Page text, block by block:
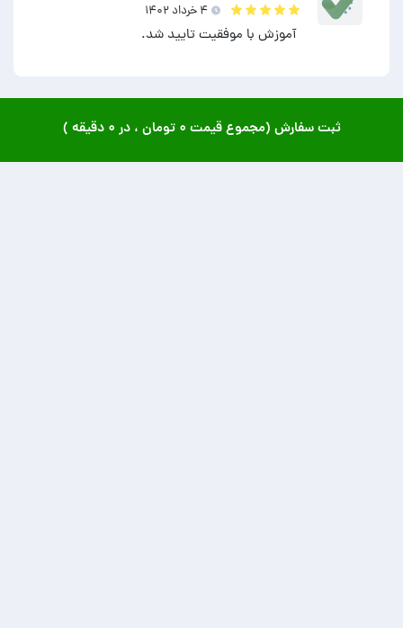
۴ خرداد ۱۴۰۲
آموزش با موفقیت تایید شد.
ثبت سفارش (مجموع قیمت ۰ تومان ، در ۰ دقیقه )